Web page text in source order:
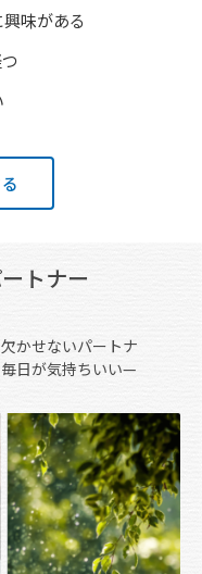
味がある
トナー
かせないパートナ
日が気持ちいい—